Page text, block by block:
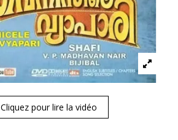
Cliquez pour lire la vidéo